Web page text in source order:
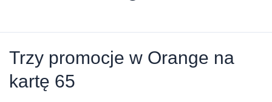
Trzy promocje w Orange na
kartę 65